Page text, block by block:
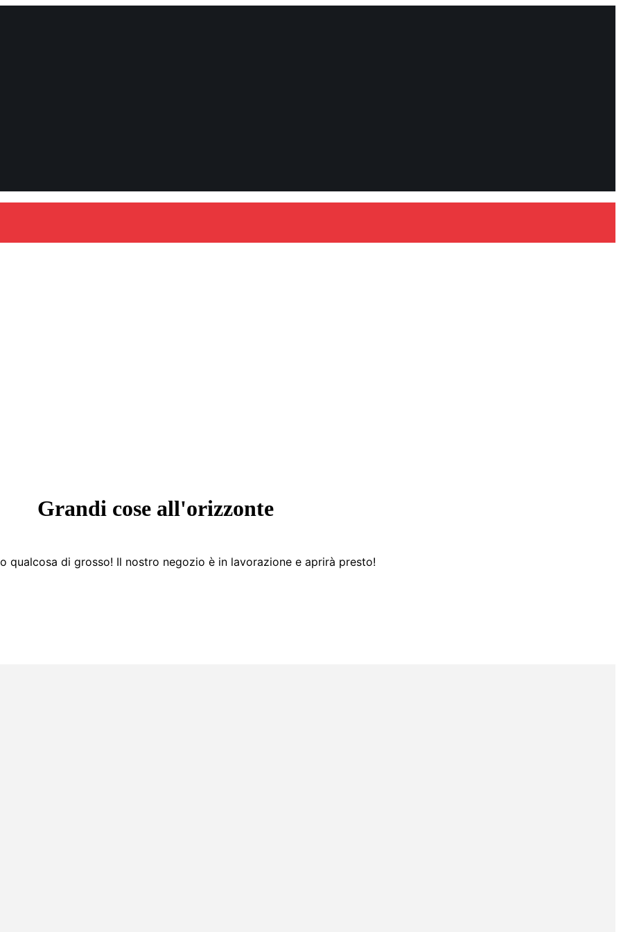
Grandi cose all'orizzonte
qualcosa di grosso! Il nostro negozio è in lavorazione e aprirà presto!